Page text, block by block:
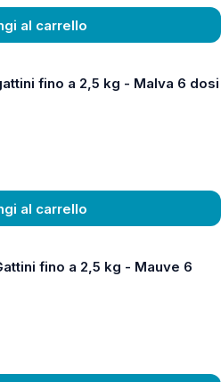
al carrello
fino a 2,5 kg - Malva 6 dosi
al carrello
fino a 2,5 kg - Mauve 6